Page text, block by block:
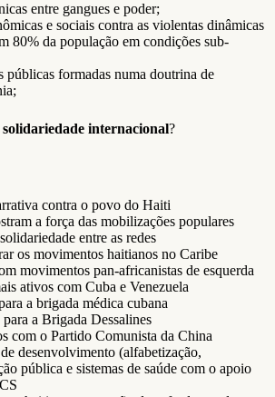
entre gangues e poder;
e sociais contra as violentas dinâmicas
80% da população em condições sub-
públicas formadas numa doutrina de
solidariedade internacional?
contra o povo do Haiti
a força das mobilizações populares
entre as redes
os movimentos haitianos no Caribe
movimentos pan-africanistas de esquerda
ativos com Cuba e Venezuela
a brigada médica cubana
a Brigada Dessalines
com o Partido Comunista da China
desenvolvimento (alfabetização,
pública e sistemas de saúde com o apoio